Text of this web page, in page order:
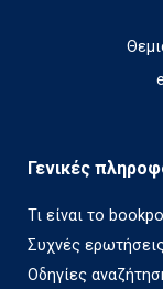
Γενικές
Τι είναι το
Συχνές
Οδηγίες